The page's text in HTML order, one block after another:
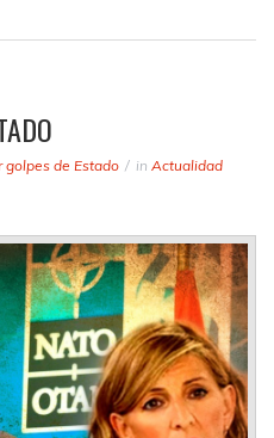
golpes de Estado in Actualidad